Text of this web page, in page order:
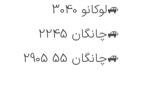
🚙لوکانو 3040
🚙چانگان 2245
🚙چانگان 55 2905